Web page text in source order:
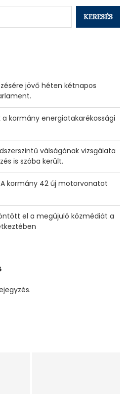
KERESÉS
jövő héten kétnapos
a kormány energiatakarékossági
válságának vizsgálata
is szóba került.
kormány 42 új motorvonatot
el a megújuló közmédiát a